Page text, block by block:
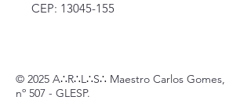
CEP: 13045-155
© 2025 A∴R∴L∴S∴ Maestro Carlos Gomes,
nº 507 - GLESP.